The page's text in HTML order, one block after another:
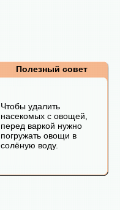
Полезный совет
Чтобы удалить
насекомых с овощей,
перед варкой нужно
погружать овощи в
солёную воду.